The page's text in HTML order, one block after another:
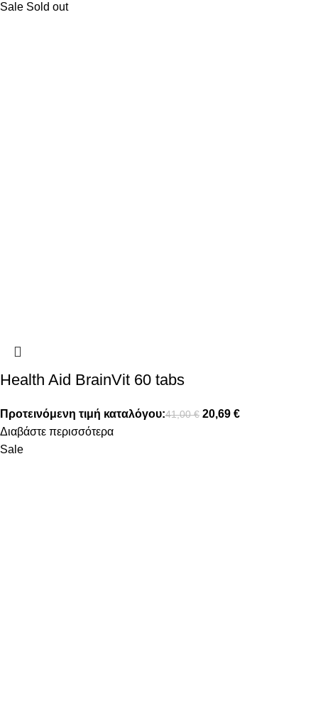
Sale Sold out
Health Aid BrainVit 60 tabs
Προτεινόμενη τιμή καταλόγου:41,00€ 20,69 €
Διαβάστε περισσότερα
Sale